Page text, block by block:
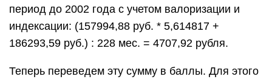
период до 2002 года с учетом валоризации и
индексации: (157994,88 руб. * 5,614817 +
186293,59 руб.) : 228 мес. = 4707,92 рубля.
Теперь переведем эту сумму в баллы. Для этого